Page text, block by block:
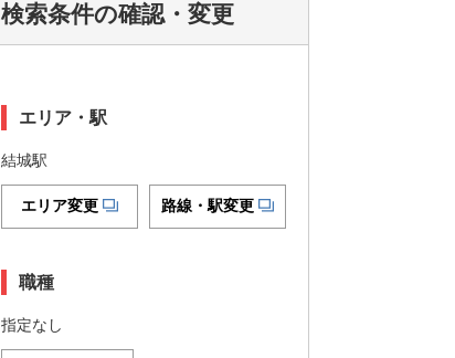
検索条件の確認・変更
エリア・駅
結城駅
エリア変更 路線・駅変更
職種
指定なし